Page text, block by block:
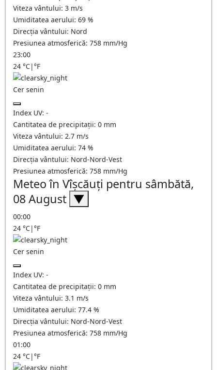
Viteza vântului: 3 m/s
Umiditatea aerului: 69 %
Direcția vântului: Nord
Presiunea atmosferică: 758 mm/Hg
23:00
24 °C|°F
Cer senin
Index UV: -
Cantitatea de precipitații: 0 mm
Viteza vântului: 2.7 m/s
Umiditatea aerului: 74 %
Direcția vântului: Nord-Nord-Vest
Presiunea atmosferică: 758 mm/Hg
Meteo în Vîşcăuţi pentru sâmbătă,
08 August ▼
00:00
24 °C|°F
Cer senin
Index UV: -
Cantitatea de precipitații: 0 mm
Viteza vântului: 3.1 m/s
Umiditatea aerului: 77.4 %
Direcția vântului: Nord-Nord-Vest
Presiunea atmosferică: 758 mm/Hg
01:00
24 °C|°F